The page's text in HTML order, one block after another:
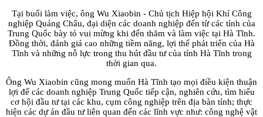
Tại buổi làm việc, ông Wu Xiaobin - Chủ tịch Hiệp hội Khí Công
nghiệp Quảng Châu, đại diện các doanh nghiệp đến từ các tỉnh của
Trung Quốc bày tỏ vui mừng khi đến thăm và làm việc tại Hà Tĩnh.
Đồng thời, đánh giá cao những tiềm năng, lợi thế phát triển của Hà
Tĩnh và những nỗ lực trong thu hút đầu tư của tỉnh Hà Tĩnh trong
thời gian qua.
Ông Wu Xiaobin cũng mong muốn Hà Tĩnh tạo mọi điều kiện thuận
lợi để các doanh nghiệp Trung Quốc tiếp cận, nghiên cứu, tìm hiểu
cơ hội đầu tư tại các khu, cụm công nghiệp trên địa bàn tỉnh; thực
hiện các dự án đầu tư liên quan đến các lĩnh vực như: công nghệ vật